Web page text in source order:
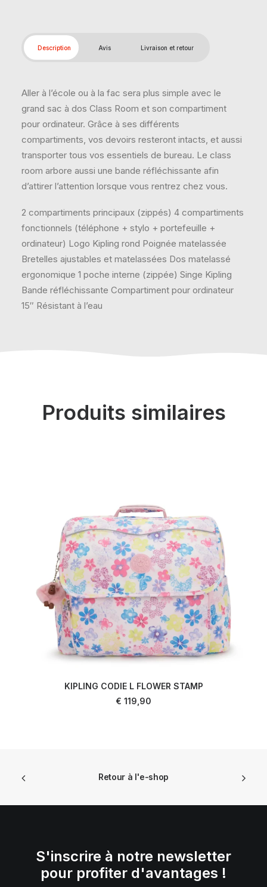
Description Avis Livraison et retour
Aller à l’école ou à la fac sera plus simple avec le
grand sac à dos Class Room et son compartiment
pour ordinateur. Grâce à ses différents
compartiments, vos devoirs resteront intacts, et aussi
transporter tous vos essentiels de bureau. Le class
room arbore aussi une bande réfléchissante afin
d’attirer l’attention lorsque vous rentrez chez vous.
2 compartiments principaux (zippés) 4 compartiments
fonctionnels (téléphone + stylo + portefeuille +
ordinateur) Logo Kipling rond Poignée matelassée
Bretelles ajustables et matelassées Dos matelassé
ergonomique 1 poche interne (zippée) Singe Kipling
Bande réfléchissante Compartiment pour ordinateur
15″ Résistant à l’eau
Produits similaires
KIPLING CODIE L FLOWER STAMP
€ 119,90
Retour à l'e-shop
S'inscrire à notre newsletter
pour profiter d'avantages !